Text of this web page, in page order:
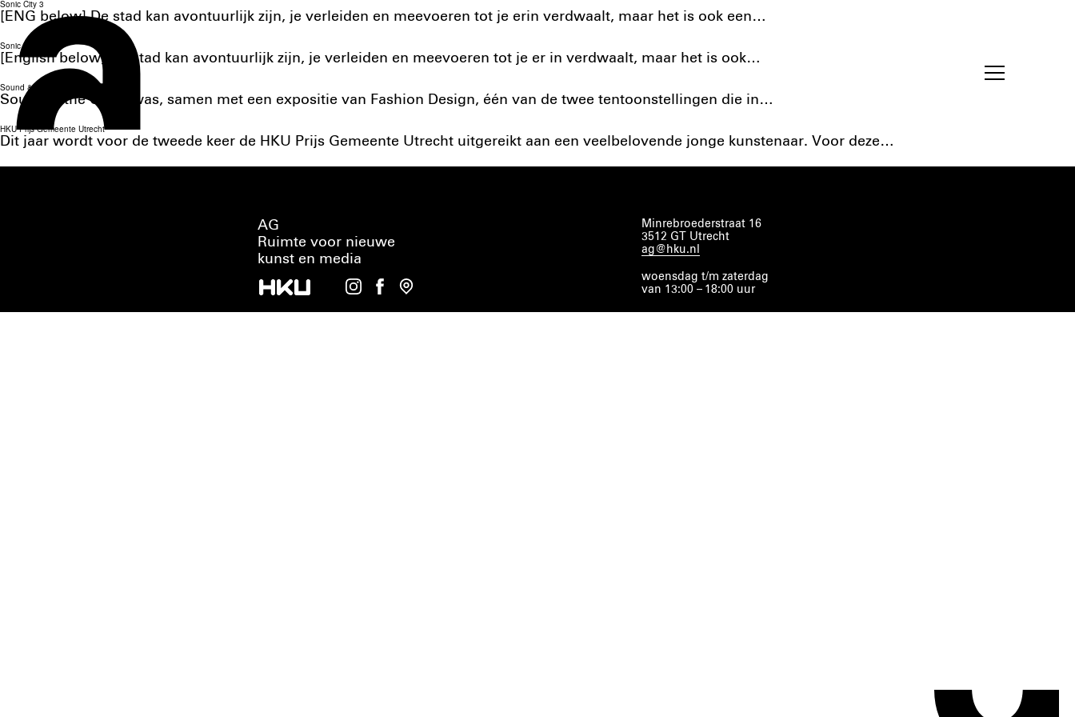
Sonic City 3
[ENG below] De stad kan avontuurlijk zijn, je verleiden en meevoeren tot je erin verdwaalt, maar het is ook een…
Sonic City
[English below] De stad kan avontuurlijk zijn, je verleiden en meevoeren tot je er in verdwaalt, maar het is ook…
Sound & the City II (lockdown)
Sound & the City II was, samen met een expositie van Fashion Design, één van de twee tentoonstellingen die in…
HKU Prijs Gemeente Utrecht
Dit jaar wordt voor de tweede keer de HKU Prijs Gemeente Utrecht uitgereikt aan een veelbelovende jonge kunstenaar. Voor deze…
AG
Ruimte voor nieuwe
kunst en media
Minrebroederstraat 16
3512 GT Utrecht
ag@hku.nl
woensdag t/m zaterdag
van 13:00 – 18:00 uur